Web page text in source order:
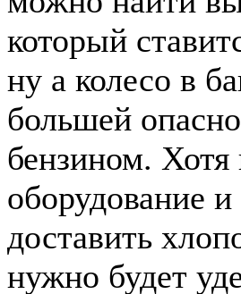
который
ну а колесо в
большей
бензином. Хотя
оборудование
доставить
нужно будет